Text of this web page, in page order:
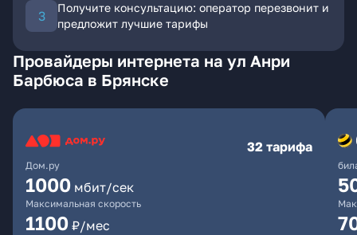
Получите консультацию: оператор перезвонит и
предложит лучшие тарифы
Провайдеры интернета на ул Анри
Барбюса в Брянске
Дом.ру
32 тарифа
1000 мбит/сек
Максимальная скорость
1100 ₽/мес